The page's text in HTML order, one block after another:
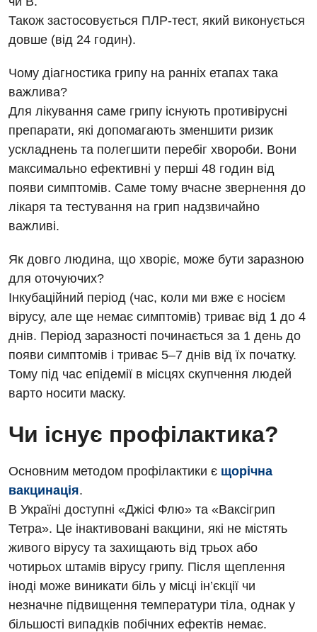
Гінекологічне відділення
Дерматовенерологія
Дієтологія
Кардіологія
Мамологія
Медична психологія
Неврологія
Нейрохірургія
Онкологічне відділлення
Оториноларингологія
Офтальмологічне відділення
Педіатричне відділення
Судинна хірургія
Терапевтичне відділення
Терапія
Травматологічне відділення
Травматологія і ортопедія
Також застосовується ПЛР-тест, який виконується
довше (від 24 годин).
Чому діагностика грипу на ранніх етапах така
важлива?
Для лікування саме грипу існують противірусні
препарати, які допомагають зменшити ризик
ускладнень та полегшити перебіг хвороби. Вони
максимально ефективні у перші 48 годин від
появи симптомів. Саме тому вчасне звернення до
лікаря та тестування на грип надзвичайно
важливі.
Як довго людина, що хворіє, може бути заразною
для оточуючих?
Інкубаційний період (час, коли ми вже є носієм
вірусу, але ще немає симптомів) триває від 1 до 4
днів. Період заразності починається за 1 день до
появи симптомів і триває 5–7 днів від їх початку.
Тому під час епідемії в місцях скупчення людей
варто носити маску.
Чи існує профілактика?
Основним методом профілактики є щорічна
вакцинація.
В Україні доступні «Джісі Флю» та «Ваксігрип
Тетра». Це інактивовані вакцини, які не містять
живого вірусу та захищають від трьох або
чотирьох штамів вірусу грипу. Після щеплення
іноді може виникати біль у місці ін’єкції чи
незначне підвищення температури тіла, однак у
більшості випадків побічних ефектів немає.